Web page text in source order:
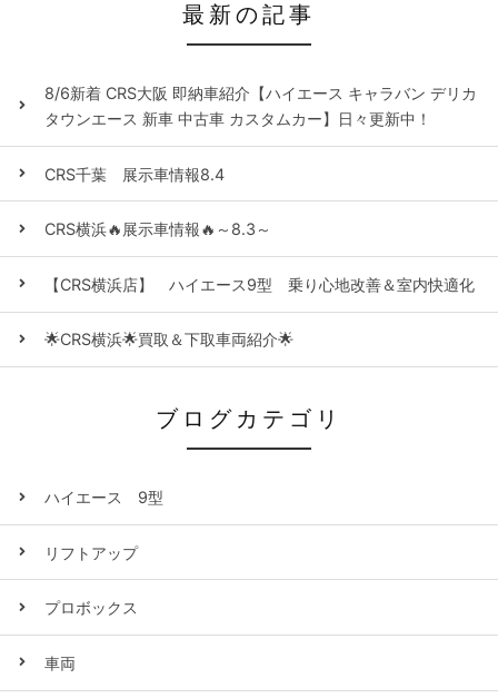
最新の記事
8/6新着 CRS大阪 即納車紹介【ハイエース キャラバン デリカ
タウンエース 新車 中古車 カスタムカー】日々更新中！
CRS千葉 展示車情報8.4
CRS横浜🔥展示車情報🔥～8.3～
【CRS横浜店】 ハイエース9型 乗り心地改善＆室内快適化
🌟CRS横浜🌟買取＆下取車両紹介🌟
ブログカテゴリ
ハイエース 9型
リフトアップ
プロボックス
車両